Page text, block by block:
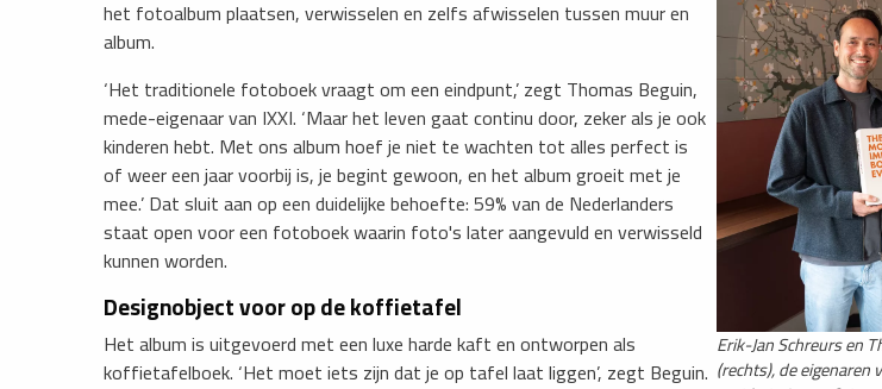
Erik-Jan Schreurs en
(rechts), de eigenaren
het fotoalbum plaatsen, verwisselen en zelfs afwisselen tussen muur en
album.
‘Het traditionele fotoboek vraagt om een eindpunt,’ zegt Thomas Beguin,
mede-eigenaar van IXXI. ‘Maar het leven gaat continu door, zeker als je ook
kinderen hebt. Met ons album hoef je niet te wachten tot alles perfect is
of weer een jaar voorbij is, je begint gewoon, en het album groeit met je
mee.’ Dat sluit aan op een duidelijke behoefte: 59% van de Nederlanders
staat open voor een fotoboek waarin foto's later aangevuld en verwisseld
kunnen worden.
Designobject voor op de koffietafel
Het album is uitgevoerd met een luxe harde kaft en ontworpen als
koffietafelboek. ‘Het moet iets zijn dat je op tafel laat liggen’, zegt Beguin.